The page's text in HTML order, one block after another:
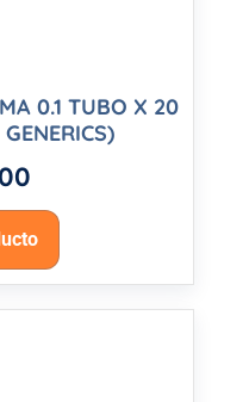
0.1 TUBO X 20